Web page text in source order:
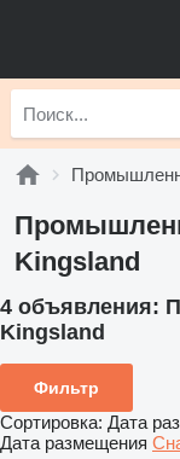
Kingsland
4 объявления:
Kingsland
Фильтр
Сортировка: Дата
Дата размещения